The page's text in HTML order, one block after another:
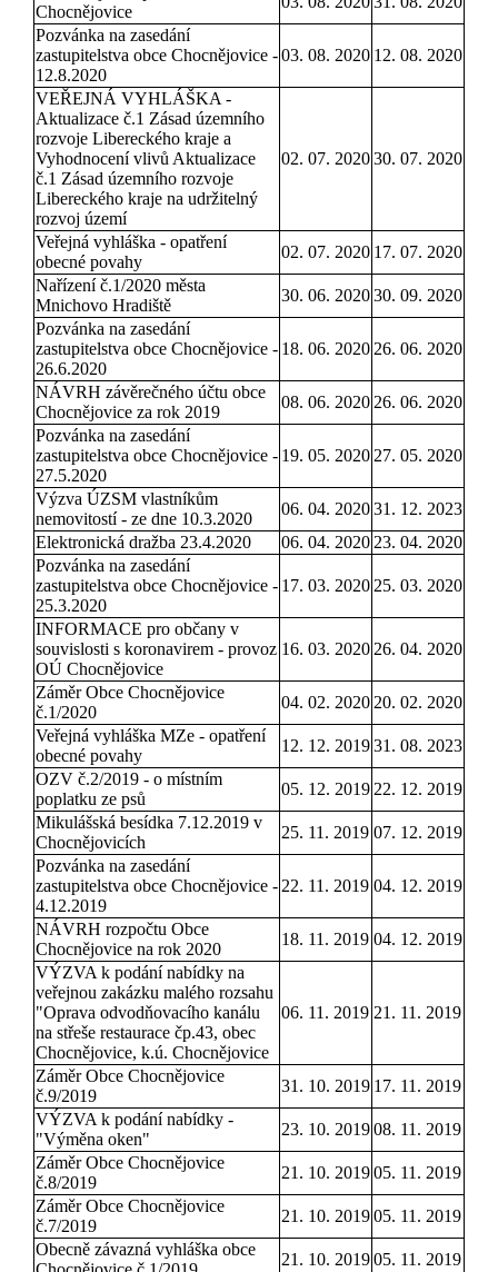
Chocnějovice
Pozvánka na zasedání
zastupitelstva obce Chocnějovice -
12.8.2020
03. 08. 2020 12. 08. 2020
VEŘEJNÁ VYHLÁŠKA -
Aktualizace č.1 Zásad územního
rozvoje Libereckého kraje a
Vyhodnocení vlivů Aktualizace
č.1 Zásad územního rozvoje
Libereckého kraje na udržitelný
rozvoj území
02. 07. 202030. 07. 2020
Veřejná vyhláška - opatření
obecné povahy
02. 07. 2020 17. 07. 2020
Nařízení č.1/2020 města
Mnichovo Hradiště
30. 06. 202030. 09. 2020
Pozvánka na zasedání
zastupitelstva obce Chocnějovice -
26.6.2020
18. 06. 2020 26. 06. 2020
NÁVRH závěrečného účtu obce
Chocnějovice za rok 2019
08. 06. 2020 26. 06. 2020
Pozvánka na zasedání
zastupitelstva obce Chocnějovice -
27.5.2020
19. 05. 2020 27. 05. 2020
Výzva ÚZSM vlastníkům
nemovitostí - ze dne 10.3.2020
06. 04. 202031. 12. 2023
Elektronická dražba 23.4.2020
06. 04. 2020 23. 04. 2020
Pozvánka na zasedání
zastupitelstva obce Chocnějovice -
25.3.2020
17. 03. 2020 25. 03. 2020
INFORMACE pro občany v
souvislosti s koronavirem - provoz
OÚ Chocnějovice
16. 03. 2020 26. 04. 2020
Záměr Obce Chocnějovice
č.1/2020
04. 02. 2020 20. 02. 2020
Veřejná vyhláška MZe - opatření
obecné povahy
12. 12. 201931. 08. 2023
OZV č.2/2019 - o místním
poplatku ze psů
05. 12. 2019 22. 12. 2019
Mikulášská besídka 7.12.2019 v
Chocnějovicích
25. 11. 2019 07. 12. 2019
Pozvánka na zasedání
zastupitelstva obce Chocnějovice -
4.12.2019
22. 11. 2019 04. 12. 2019
NÁVRH rozpočtu Obce
Chocnějovice na rok 2020
18. 11. 2019 04. 12. 2019
VÝZVA k podání nabídky na
veřejnou zakázku malého rozsahu
"Oprava odvodňovacího kanálu
na střeše restaurace čp.43, obec
Chocnějovice, k.ú. Chocnějovice
06. 11. 2019 21. 11. 2019
Záměr Obce Chocnějovice
č.9/2019
31. 10. 2019 17. 11. 2019
VÝZVA k podání nabídky -
"Výměna oken"
23. 10. 201908. 11. 2019
Záměr Obce Chocnějovice
č.8/2019
21. 10. 201905. 11. 2019
Záměr Obce Chocnějovice
č.7/2019
21. 10. 201905. 11. 2019
Obecně závazná vyhláška obce
21. 10. 201905. 11. 2019